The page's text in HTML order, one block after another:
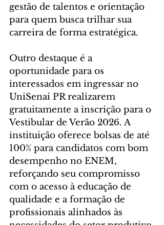
gestão de talentos e orientação
para quem busca trilhar sua
carreira de forma estratégica.
Outro destaque é a
oportunidade para os
interessados em ingressar no
UniSenai PR realizarem
gratuitamente a inscrição para o
Vestibular de Verão 2026. A
instituição oferece bolsas de até
100% para candidatos com bom
desempenho no ENEM,
reforçando seu compromisso
com o acesso à educação de
qualidade e a formação de
profissionais alinhados às